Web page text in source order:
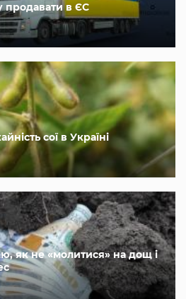
в ЄС
сої в Україні
як не «молитися» на дощ і